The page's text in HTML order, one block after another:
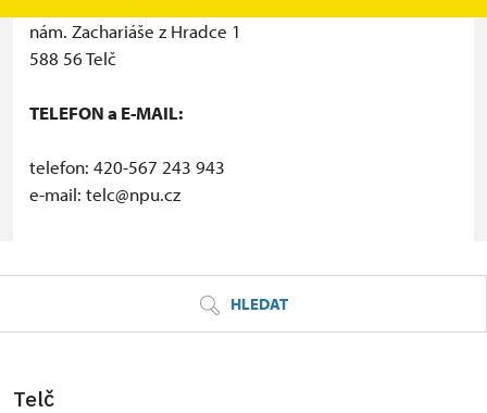
nám. Zachariáše z Hradce 1
588 56 Telč
TELEFON a E-MAIL:
telefon: 420-567 243 943
e-mail: telc@npu.cz
HLEDAT
Telč